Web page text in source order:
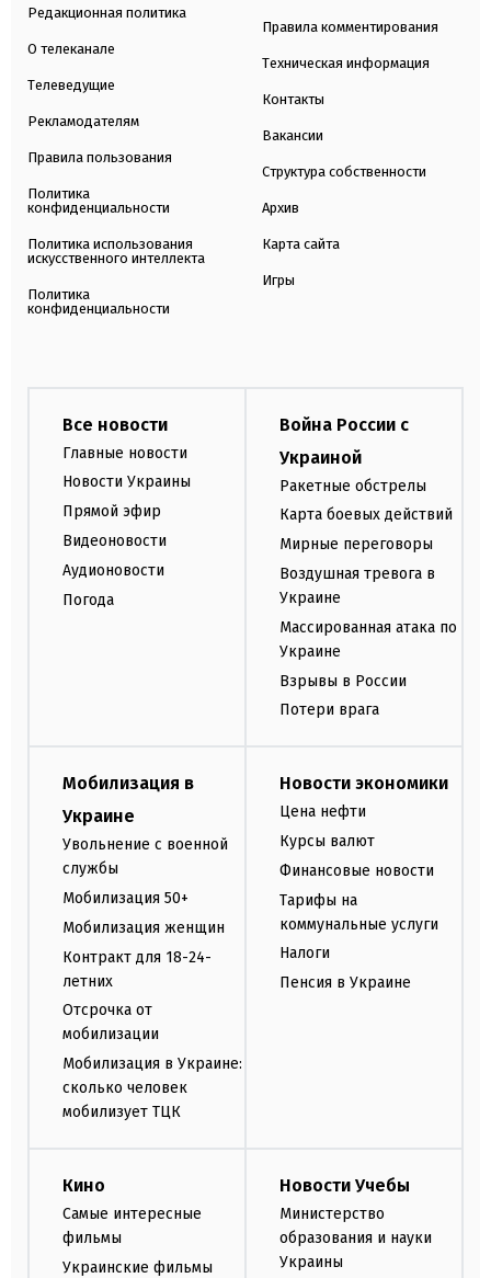
Редакционная политика
О телеканале
Телеведущие
Рекламодателям
Правила пользования
Политика
конфиденциальности
Политика использования
искусственного интеллекта
Политика
конфиденциальности
Правила комментирования
Техническая информация
Контакты
Вакансии
Структура собственности
Архив
Карта сайта
Игры
Все новости
Главные новости
Новости Украины
Прямой эфир
Видеоновости
Аудионовости
Погода
Война России с
Украиной
Ракетные обстрелы
Карта боевых действий
Мирные переговоры
Воздушная тревога в
Украине
Массированная атака по
Украине
Взрывы в России
Потери врага
Мобилизация в
Украине
Увольнение с военной
службы
Мобилизация 50+
Мобилизация женщин
Контракт для 18-24-
летних
Отсрочка от
мобилизации
Мобилизация в Украине:
сколько человек
мобилизует ТЦК
Новости экономики
Цена нефти
Курсы валют
Финансовые новости
Тарифы на
коммунальные услуги
Налоги
Пенсия в Украине
Кино
Самые интересные
фильмы
Украинские фильмы
Новости Учебы
Министерство
образования и науки
Украины